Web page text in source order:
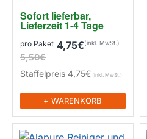
Sofort lieferbar,
Lieferzeit 1-4 Tage
4,75€
5,50€
pro Paket
Staffelpreis 4,75€
+ WARENKORB